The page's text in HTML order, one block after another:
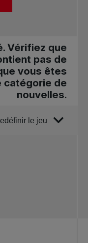
Vérifiez que
pas de
vous êtes
catégorie de
nouvelles.
le jeu